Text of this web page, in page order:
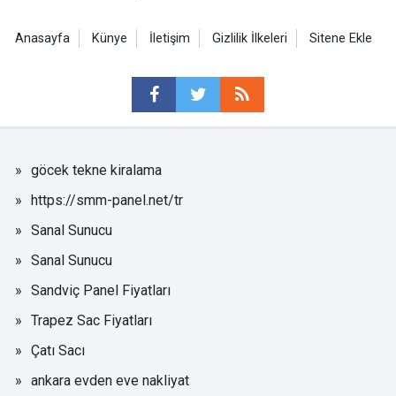
Anasayfa Künye İletişim Gizlilik İlkeleri Sitene Ekle
göcek tekne kiralama
https://smm-panel.net/tr
Sanal Sunucu
Sanal Sunucu
Sandviç Panel Fiyatları
Trapez Sac Fiyatları
Çatı Sacı
ankara evden eve nakliyat